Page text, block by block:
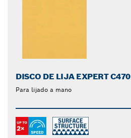
DISCO DE LIJA EXPERT C470
Para lijado a mano